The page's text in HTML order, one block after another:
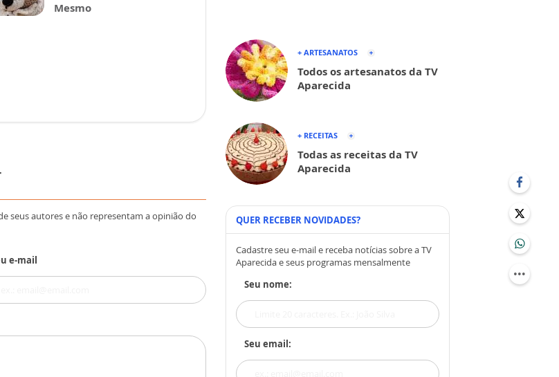
Mesmo
seus autores e não representam a opinião do
e-mail
+ ARTESANATOS
Todos os artesanatos da TV
Aparecida
+ RECEITAS
Todas as receitas da TV
Aparecida
QUER RECEBER NOVIDADES?
Cadastre seu e-mail e receba notícias sobre a TV
Aparecida e seus programas mensalmente
Seu nome:
Seu email: